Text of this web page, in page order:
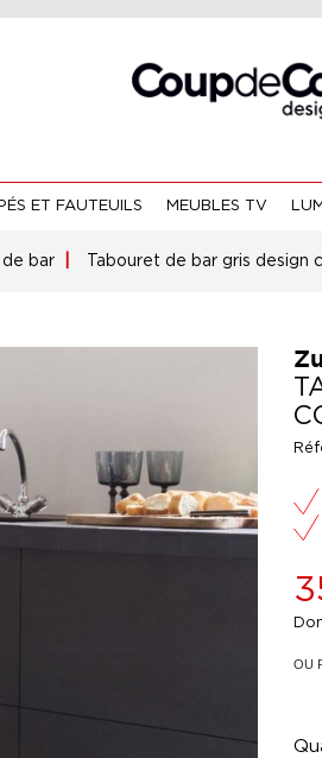
ET FAUTEUILS MEUBLES TV
de bar Tabouret de bar gris
OU